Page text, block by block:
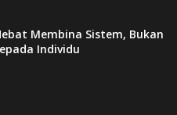
Membina Sistem, Bukan
Individu